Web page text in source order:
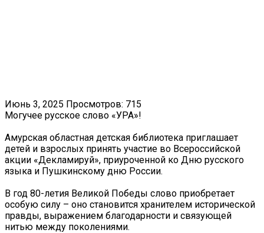
Июнь 3, 2025 Просмотров: 715
Могучее русское слово «УРА»!
Амурская областная детская библиотека приглашает
детей и взрослых принять участие во Всероссийской
акции «Декламируй», приуроченной ко Дню русского
языка и Пушкинскому дню России.
В год 80-летия Великой Победы слово приобретает
особую силу – оно становится хранителем исторической
правды, выражением благодарности и связующей
нитью между поколениями.